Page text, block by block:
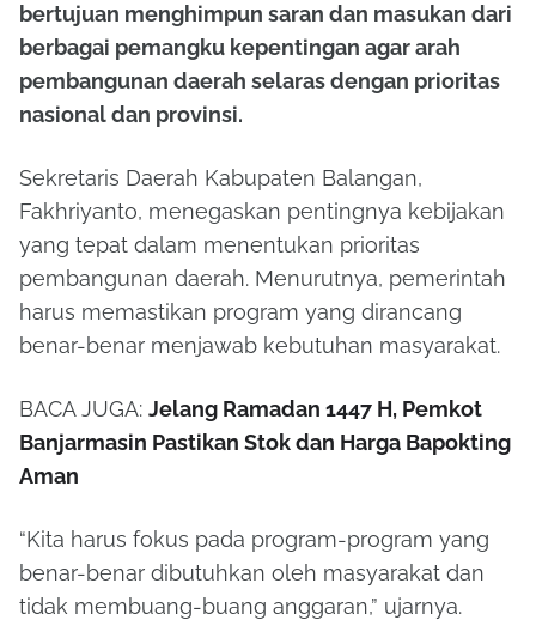
bertujuan menghimpun saran dan masukan dari
berbagai pemangku kepentingan agar arah
pembangunan daerah selaras dengan prioritas
nasional dan provinsi.
Sekretaris Daerah Kabupaten Balangan,
Fakhriyanto, menegaskan pentingnya kebijakan
yang tepat dalam menentukan prioritas
pembangunan daerah. Menurutnya, pemerintah
harus memastikan program yang dirancang
benar-benar menjawab kebutuhan masyarakat.
BACA JUGA: Jelang Ramadan 1447 H, Pemkot
Banjarmasin Pastikan Stok dan Harga Bapokting
Aman
“Kita harus fokus pada program-program yang
benar-benar dibutuhkan oleh masyarakat dan
tidak membuang-buang anggaran,” ujarnya.